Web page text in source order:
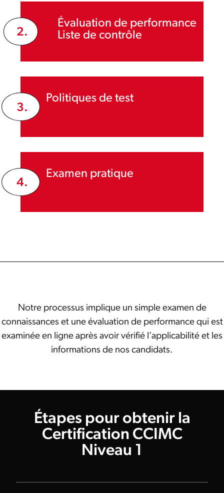
2.
Évaluation de performance
Liste de contrôle
3.
Politiques de test
4.
Examen pratique
Notre processus implique un simple examen de
connaissances et une évaluation de performance qui est
examinée en ligne après avoir vérifié l’applicabilité et les
informations de nos candidats.
Étapes pour obtenir la
Certification CCIMC
Niveau 1